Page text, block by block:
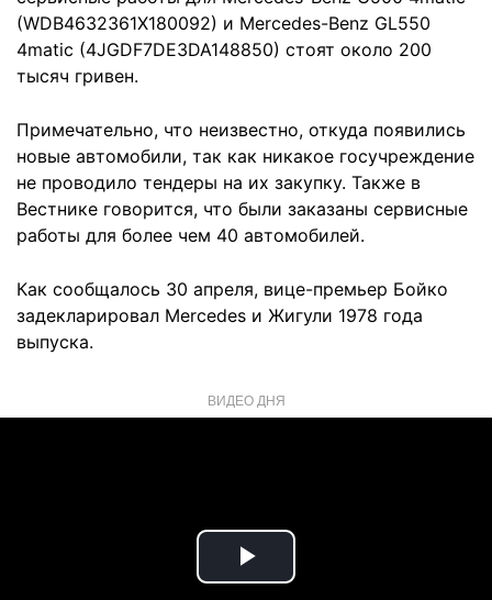
(WDB4632361X180092) и Mercedes-Benz GL550
4matic (4JGDF7DE3DA148850) стоят около 200
тысяч гривен.
Примечательно, что неизвестно, откуда появились
новые автомобили, так как никакое госучреждение
не проводило тендеры на их закупку. Также в
Вестнике говорится, что были заказаны сервисные
работы для более чем 40 автомобилей.
Как сообщалось 30 апреля, вице-премьер Бойко
задекларировал Mercedes и Жигули 1978 года
выпуска.
ВИДЕО ДНЯ
Play